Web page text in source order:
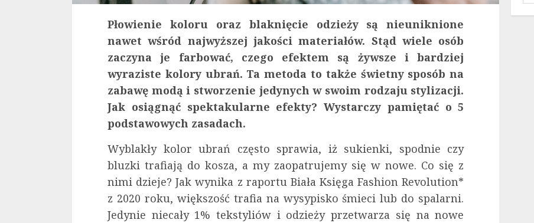
Płowienie koloru oraz blaknięcie odzieży są nieuniknione
nawet wśród najwyższej jakości materiałów. Stąd wiele osób
zaczyna je farbować, czego efektem są żywsze i bardziej
wyraziste kolory ubrań. Ta metoda to także świetny sposób na
zabawę modą i stworzenie jedynych w swoim rodzaju stylizacji.
Jak osiągnąć spektakularne efekty? Wystarczy pamiętać o 5
podstawowych zasadach.
Wyblakły kolor ubrań często sprawia, iż sukienki, spodnie czy
bluzki trafiają do kosza, a my zaopatrujemy się w nowe. Co się z
nimi dzieje? Jak wynika z raportu Biała Księga Fashion Revolution*
z 2020 roku, większość trafia na wysypisko śmieci lub do spalarni.
Jedynie niecały 1% tekstyliów i odzieży przetwarza się na nowe